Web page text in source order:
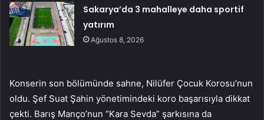
Sakarya’da 3 mahalleye daha sportif
yatırım
Ağustos 8, 2026
Konserin son bölümünde sahne, Nilüfer Çocuk Korosu’nun
oldu. Şef Suat Şahin yönetimindeki koro başarısıyla dikkat
çekti. Barış Manço’nun “Kara Sevda” şarkısına da